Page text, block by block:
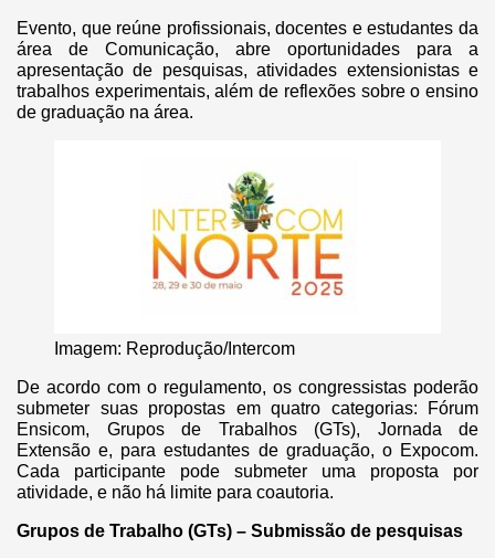
Evento, que reúne profissionais, docentes e estudantes da
área de Comunicação, abre oportunidades para a
apresentação de pesquisas, atividades extensionistas e
trabalhos experimentais, além de reflexões sobre o ensino
de graduação na área.
Imagem: Reprodução/Intercom
De acordo com o regulamento, os congressistas poderão
submeter suas propostas em quatro categorias: Fórum
Ensicom, Grupos de Trabalhos (GTs), Jornada de
Extensão e, para estudantes de graduação, o Expocom.
Cada participante pode submeter uma proposta por
atividade, e não há limite para coautoria.
Grupos de Trabalho (GTs) – Submissão de pesquisas